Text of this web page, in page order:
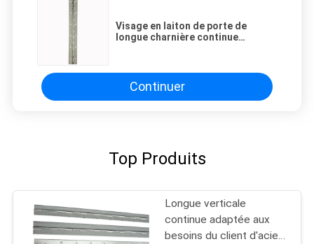
Visage en laiton de porte de
longue charnière continue
Continuer
Top Produits
Longue verticale
continue adaptée aux
besoins du client d'acier